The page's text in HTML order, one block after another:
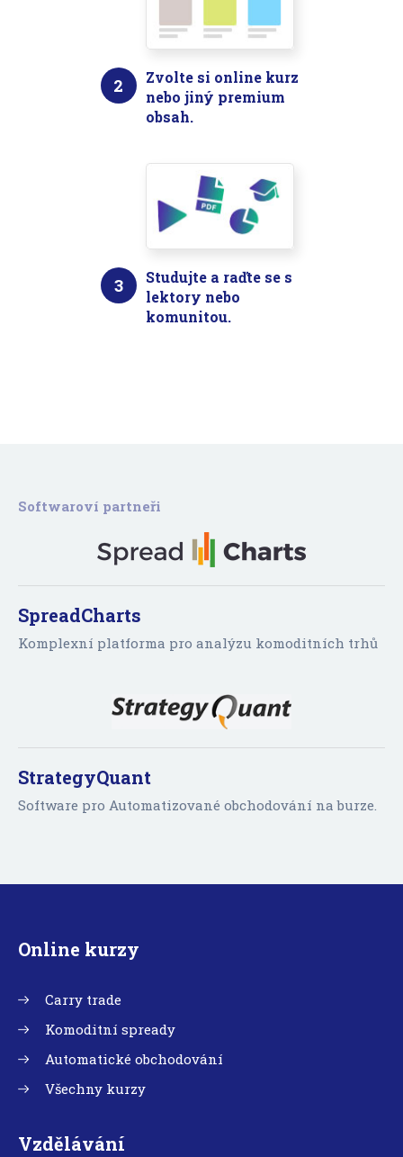
2
Zvolte si online kurz
nebo jiný premium
obsah.
3
Studujte a raďte se s
lektory nebo
komunitou.
Softwaroví partneři
SpreadCharts
Komplexní platforma pro analýzu komoditních trhů
StrategyQuant
Software pro Automatizované obchodování na burze.
Online kurzy
Carry trade
Komoditní spready
Automatické obchodování
Všechny kurzy
Vzdělávání